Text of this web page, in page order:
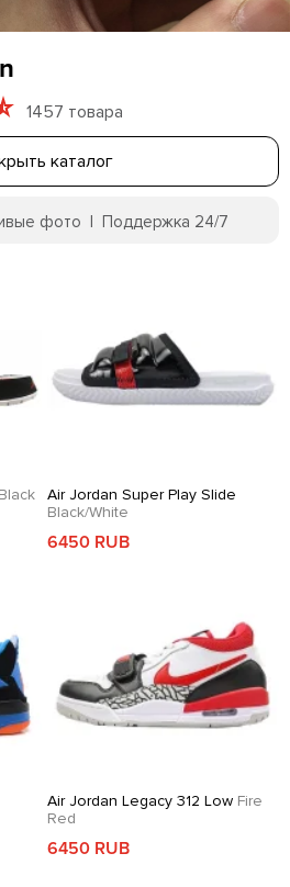
1457 товара
каталог
фото | Поддержка 24/7
Black
Air Jordan Super Play Slide
Black/White
6450 RUB
Air Jordan Legacy 312 Low Fire
Red
6450 RUB